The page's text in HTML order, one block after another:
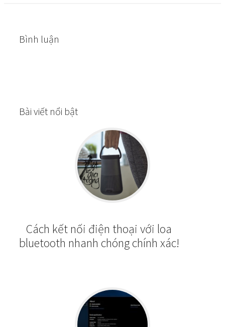
Bình luận
Bài viết nổi bật
Cách kết nối điện thoại với loa
bluetooth nhanh chóng chính xác!